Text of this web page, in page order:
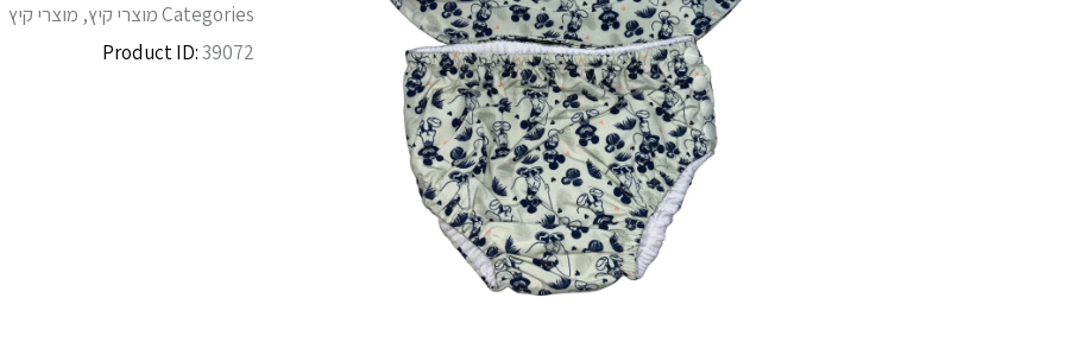
Categoriesמוצרי קיץ, מוצרי קיץ
Product ID:39072